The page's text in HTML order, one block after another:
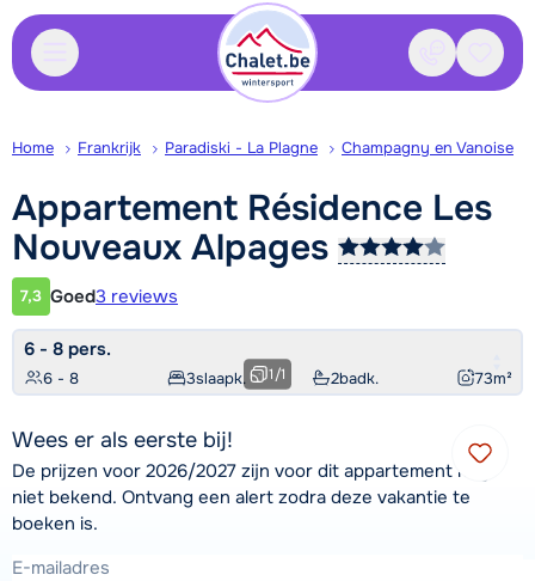
Contact
Home Frankrijk Paradiski - La Plagne Champagny en Vanoise
Appartement Résidence Les
Nouveaux Alpages
Klantwaardering
7,3 Goed3 reviews
6 - 8 pers.
6 - 8 3slaapk. 2badk. 73m²
1/1
Wees er als eerste bij!
De prijzen voor 2026/2027 zijn voor dit appartement nog
niet bekend. Ontvang een alert zodra deze vakantie te
boeken is.